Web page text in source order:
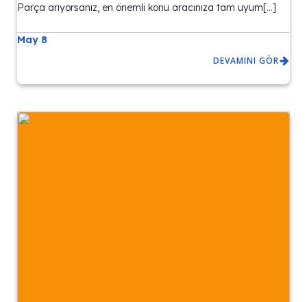
Parça arıyorsanız, en önemli konu aracınıza tam uyum[…]
May 8
DEVAMINI GÖR